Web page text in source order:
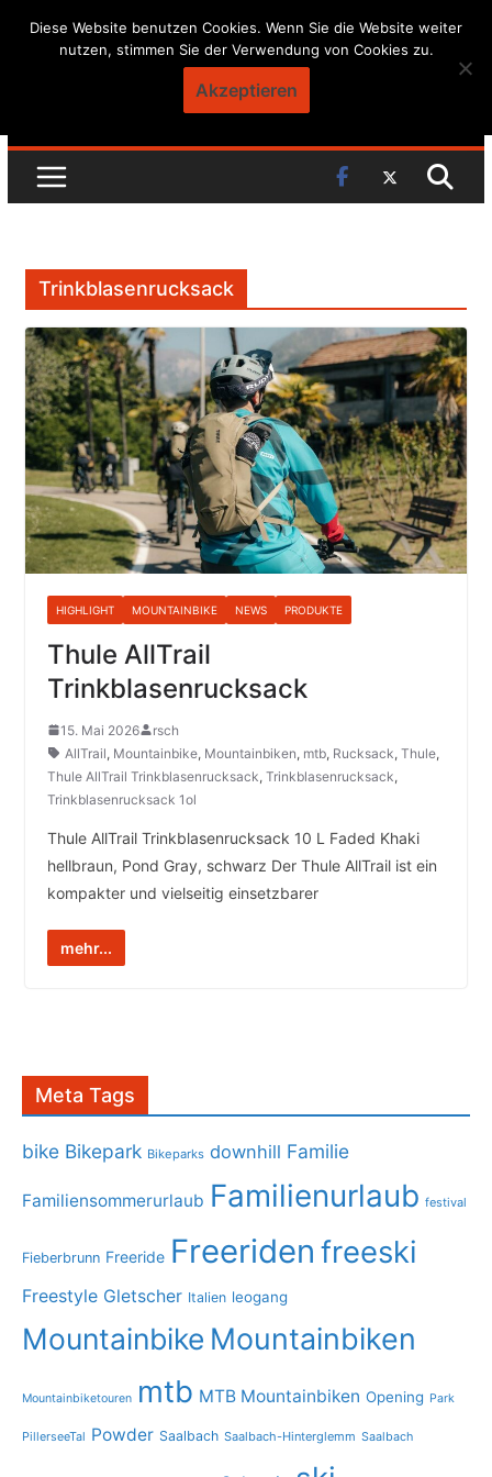
Skip
Trinkblasenrucksack
HIGHLIGHT MOUNTAINBIKE NEWS PRODUKTE
Thule AllTrail
Trinkblasenrucksack
15. Mai 2026
rsch
AllTrail, Mountainbike, Mountainbiken, mtb, Rucksack, Thule,
Thule AllTrail Trinkblasenrucksack, Trinkblasenrucksack,
Trinkblasenrucksack 1ol
Thule AllTrail Trinkblasenrucksack 10 L Faded Khaki
hellbraun, Pond Gray, schwarz Der Thule AllTrail ist ein
kompakter und vielseitig einsetzbarer
mehr...
Meta Tags
bike Bikepark Bikeparks downhill Familie
Familiensommerurlaub Familienurlaub festival
Fieberbrunn Freeride Freeriden freeski
Freestyle Gletscher Italien leogang
Mountainbike Mountainbiken
Mountainbiketouren mtb MTB Mountainbiken Opening Park
PillerseeTal Powder Saalbach Saalbach-Hinterglemm Saalbach
Diese Website benutzen Cookies. Wenn Sie die Website weiter
nutzen, stimmen Sie der Verwendung von Cookies zu.
Akzeptieren